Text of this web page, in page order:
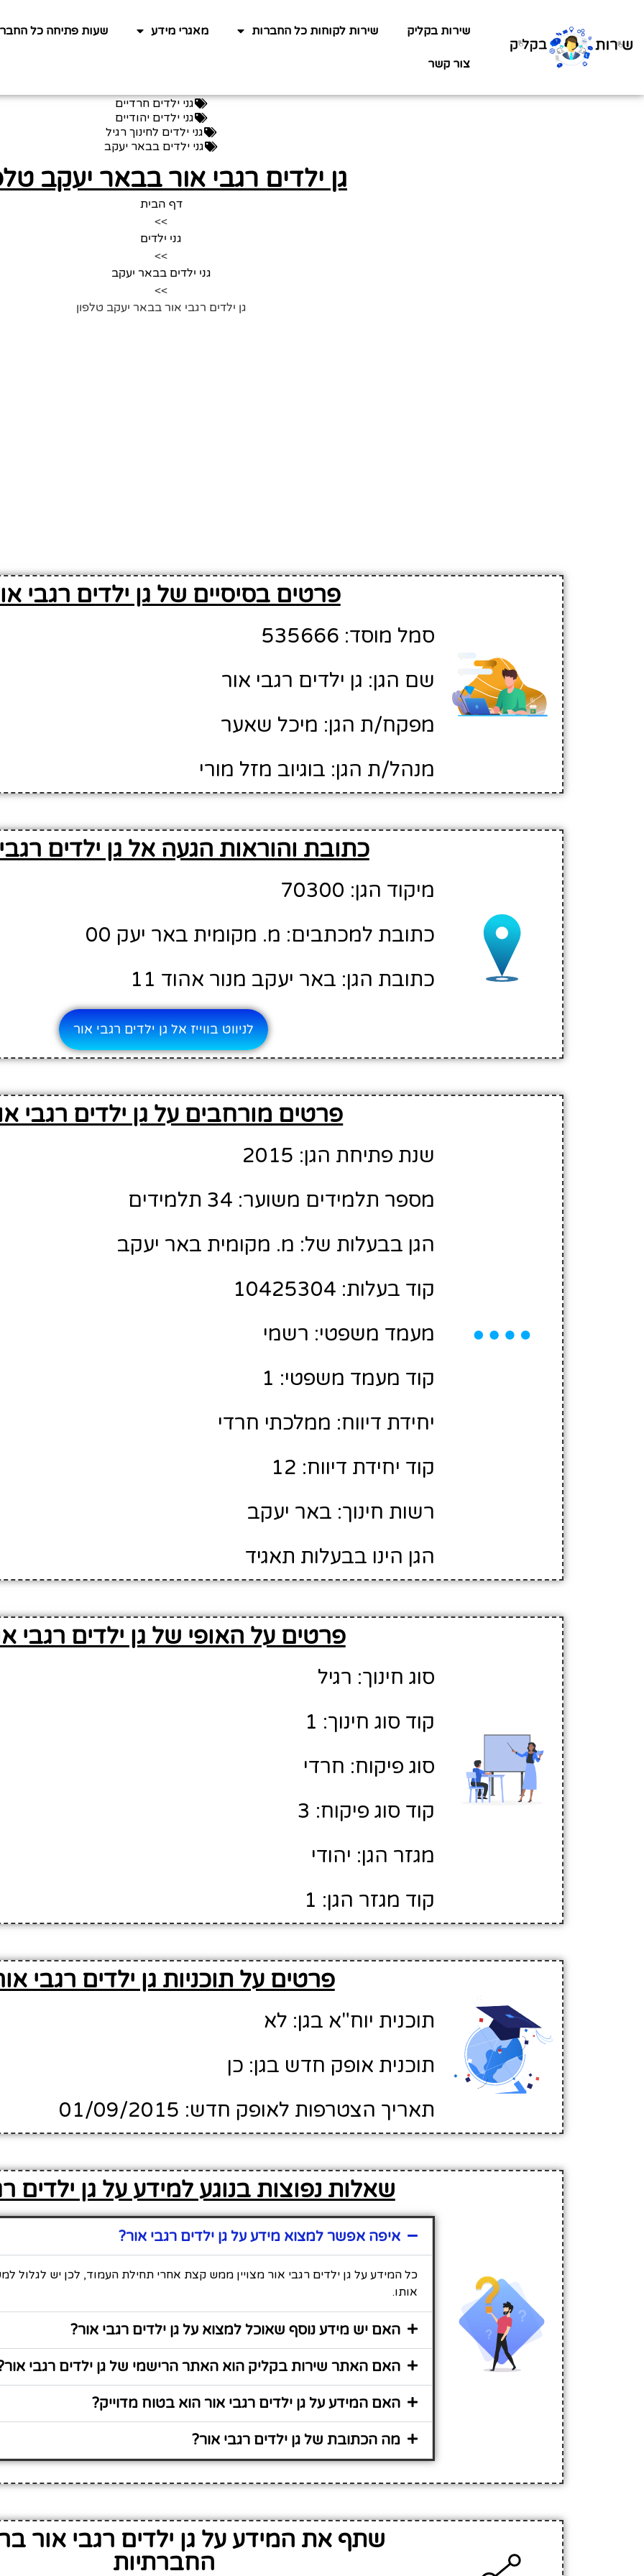
שירות בקליק שירות לקוחות כל החברות מאגרי מידע שעות פתיחה כל
צור קשר
גני ילדים חרדיים
גני ילדים יהודיים
גני ילדים לחינוך רגיל
גני ילדים בבאר יעקב
גן ילדים רגבי אור בבאר יעקב
דף הבית
>>
גני ילדים
>>
גני ילדים בבאר יעקב
>>
גן ילדים רגבי אור בבאר יעקב טלפון
פרטים בסיסיים של גן ילדים רגבי
סמל מוסד: 535666
שם הגן: גן ילדים רגבי אור
מפקח/ת הגן: מיכל שאער
מנהל/ת הגן: בוגיוב מזל מורי
כתובת והוראות הגעה אל גן ילדים
מיקוד הגן: 70300
כתובת למכתבים: מ. מקומית באר יעק 00
כתובת הגן: באר יעקב מנור אהוד 11
לניווט בווייז אל גן ילדים רגבי אור
פרטים מורחבים על גן ילדים רגבי
שנת פתיחת הגן: 2015
מספר תלמידים משוער: 34 תלמידים
הגן בבעלות של: מ. מקומית באר יעקב
קוד בעלות: 10425304
מעמד משפטי: רשמי
קוד מעמד משפטי: 1
יחידת דיווח: ממלכתי חרדי
קוד יחידת דיווח: 12
רשות חינוך: באר יעקב
הגן הינו בבעלות תאגיד
פרטים על האופי של גן ילדים רגבי
סוג חינוך: רגיל
קוד סוג חינוך: 1
סוג פיקוח: חרדי
קוד סוג פיקוח: 3
מגזר הגן: יהודי
קוד מגזר הגן: 1
פרטים על תוכניות גן ילדים רגבי
תוכנית יוח"א בגן: לא
תוכנית אופק חדש בגן: כן
תאריך הצטרפות לאופק חדש: 01/09/2015
שאלות נפוצות בנוגע למידע על גן ילדים
איפה אפשר למצוא מידע על גן ילדים רגבי אור?
כל המידע על גן ילדים רגבי אור מצויין ממש קצת אחרי תחילת העמוד, לכן יש לגלול
אותו.
האם יש מידע נוסף שאוכל למצוא על גן ילדים רגבי אור?
האם האתר שירות בקליק הוא האתר הרישמי של גן ילדים רגבי
האם המידע על גן ילדים רגבי אור הוא בטוח מדוייק?
מה הכתובת של גן ילדים רגבי אור?
שתף את המידע על גן ילדים רגבי אור
החברתיות